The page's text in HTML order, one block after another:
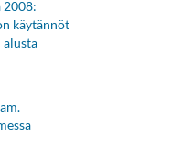
2008:
käytännöt
alusta